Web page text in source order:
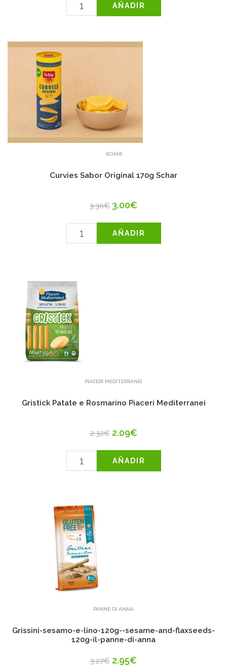
AÑADIR
SCHÄR
Curvies Sabor Original 170g Schar
3.30€ 3.00€
AÑADIR
PIACERI MEDITERRANEI
Gristick Patate e Rosmarino Piaceri Mediterranei
2.32€ 2.09€
AÑADIR
PANNE DI ANNA
Grissini-sesamo-e-lino-120g--sesame-and-flaxseeds-
120g-il-panne-di-anna
3.27€ 2.95€